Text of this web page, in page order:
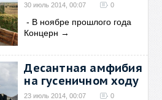
30 июль 2014, 00:07 0
- В ноябре прошлого года
Концерн →
Десантная амфибия
на гусеничном ходу
23 июль 2014, 00:07 0